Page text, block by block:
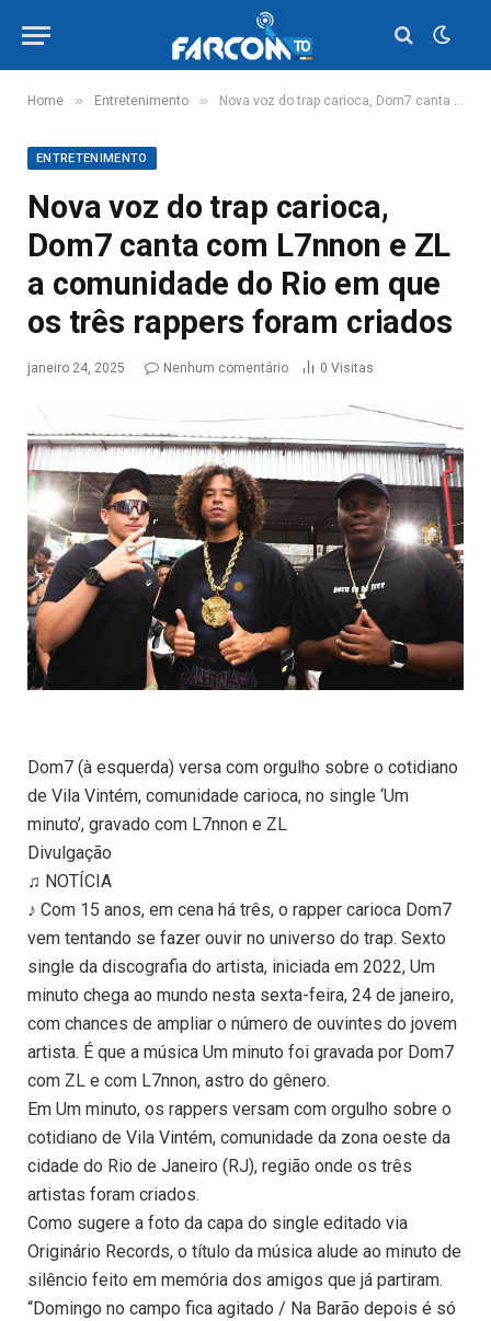
Home » Entretenimento » Nova voz do trap carioca, Dom7 canta com L7nnon e ZL a comunidade do Rio em que os três rappers foram criados
ENTRETENIMENTO
Nova voz do trap carioca,
Dom7 canta com L7nnon e ZL
a comunidade do Rio em que
os três rappers foram criados
janeiro 24, 2025 Nenhum comentário 0 Visitas
Dom7 (à esquerda) versa com orgulho sobre o cotidiano
de Vila Vintém, comunidade carioca, no single ‘Um
minuto’, gravado com L7nnon e ZL
Divulgação
♫ NOTÍCIA
♪ Com 15 anos, em cena há três, o rapper carioca Dom7
vem tentando se fazer ouvir no universo do trap. Sexto
single da discografia do artista, iniciada em 2022, Um
minuto chega ao mundo nesta sexta-feira, 24 de janeiro,
com chances de ampliar o número de ouvintes do jovem
artista. É que a música Um minuto foi gravada por Dom7
com ZL e com L7nnon, astro do gênero.
Em Um minuto, os rappers versam com orgulho sobre o
cotidiano de Vila Vintém, comunidade da zona oeste da
cidade do Rio de Janeiro (RJ), região onde os três
artistas foram criados.
Como sugere a foto da capa do single editado via
Originário Records, o título da música alude ao minuto de
silêncio feito em memória dos amigos que já partiram.
“Domingo no campo fica agitado / Na Barão depois é só